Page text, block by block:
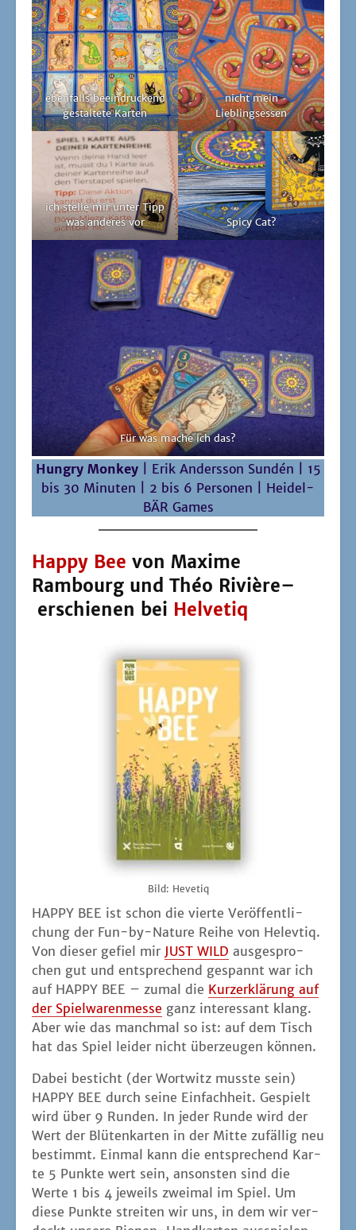
Für was mache ich das?
Hun­gry Mon­key| Erik Anders­son Sun­dén | 15
bis 30 Minu­ten | 2 bis 6 Per­so­nen | Hei­del­
BÄR Games
Happy Beevon Maxime
Rambourg und Théo Rivière–
erschienen beiHelvetiq
Bild: Heve­tiq
HAPPY BEE ist schon die vier­te Ver­öf­fent­li­
chung der Fun-by-Natu­re Rei­he von Helev­tiq.
Von die­ser gefiel mirJUST WILDaus­ge­spro­
chen gut und ent­spre­chend gespannt war ich
auf HAPPY BEE – zumal dieKurz­erklä­rung auf
der Spiel­wa­ren­mes­seganz inter­es­sant klang.
Aber wie das manch­mal so ist: auf dem Tisch
hat das Spiel lei­der nicht über­zeu­gen können.
Dabei besticht (der Wort­witz muss­te sein)
wird über 9 Run­den. In jeder Run­de wird der
Wert der Blü­ten­kar­ten in der Mit­te zufäl­lig neu
bestimmt. Ein­mal kann die ent­spre­chend Kar­
te 5 Punk­te wert sein, ansons­ten sind die
Wer­te 1 bis 4 jeweils zwei­mal im Spiel. Um
die­se Punk­te strei­ten wir uns, in dem wir ver­
deckt unse­re Bie­nen-Hand­kar­ten aus­spie­len.
In der ers­ten Run­de nur eine, dann zwei, drei,
vier und dann fünf – danach fällt das wie­der
ab, so dass wir in der neun­ten Run­de wie­der
nur eine Kar­te aus­spie­len. Nach­dem alle Kar­
ten aus­ge­wählt und auf­ge­deckt wur­den, ver­
glei­chen wir nun die Mehr­hei­ten. Habe ich
bspw. mehr lila Kar­ten als jeweils die ande­ren
aus­ge­spielt, dann bekom­me ich die lila Blü­
ten­kar­te mit den ent­spre­chen­den Punk­ten. Bei
Gleich­stand pro­fi­tie­ren nicht etwas die nächs­
ten, wie wir es ausVEGAS ken­nen, son­dern